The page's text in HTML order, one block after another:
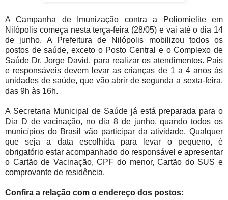
A Campanha de Imunização contra a Poliomielite em
Nilópolis começa nesta terça-feira (28/05) e vai até o dia 14
de junho. A Prefeitura de Nilópolis mobilizou todos os
postos de saúde, exceto o Posto Central e o Complexo de
Saúde Dr. Jorge David, para realizar os atendimentos. Pais
e responsáveis devem levar as crianças de 1 a 4 anos às
unidades de saúde, que vão abrir de segunda a sexta-feira,
das 9h às 16h.
A Secretaria Municipal de Saúde já está preparada para o
Dia D de vacinação, no dia 8 de junho, quando todos os
municípios do Brasil vão participar da atividade. Qualquer
que seja a data escolhida para levar o pequeno, é
obrigatório estar acompanhado do responsável e apresentar
o Cartão de Vacinação, CPF do menor, Cartão do SUS e
comprovante de residência.
Confira a relação com o endereço dos postos: